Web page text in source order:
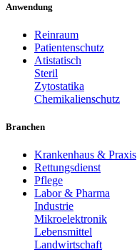
Anwendung
Reinraum
Patientenschutz
Atistatisch
Steril
Zytostatika
Chemikalienschutz
Branchen
Krankenhaus & Praxis
Rettungsdienst
Pflege
Labor & Pharma
Industrie
Mikroelektronik
Lebensmittel
Landwirtschaft